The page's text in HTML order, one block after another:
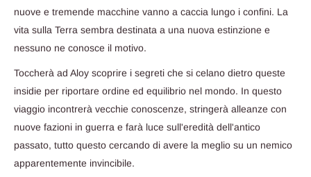
nuove e tremende macchine vanno a caccia lungo i confini. La
vita sulla Terra sembra destinata a una nuova estinzione e
nessuno ne conosce il motivo.
Toccherà ad Aloy scoprire i segreti che si celano dietro queste
insidie per riportare ordine ed equilibrio nel mondo. In questo
viaggio incontrerà vecchie conoscenze, stringerà alleanze con
nuove fazioni in guerra e farà luce sull'eredità dell'antico
passato, tutto questo cercando di avere la meglio su un nemico
apparentemente invincibile.